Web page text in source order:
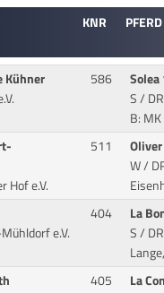
KNR PFERD
Kühner
586
Solea
S /
B:
Hof e.V.
511
W /
e.V.
404
La
S /
405
La